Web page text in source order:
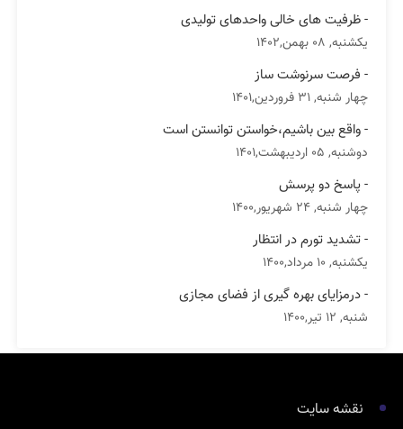
- ظرفیت های خالی واحدهای تولیدی
یکشنبه, 08 بهمن,1402
- فرصت سرنوشت ساز
چهار شنبه, 31 فروردین,1401
- واقع بین باشیم،خواستن توانستن است
دوشنبه, 05 اردیبهشت,1401
- پاسخ دو پرسش
چهار شنبه, 24 شهریور,1400
- تشدید تورم در انتظار
یکشنبه, 10 مرداد,1400
- درمزایای بهره گیری از فضای مجازی
شنبه, 12 تیر,1400
نقشه سایت